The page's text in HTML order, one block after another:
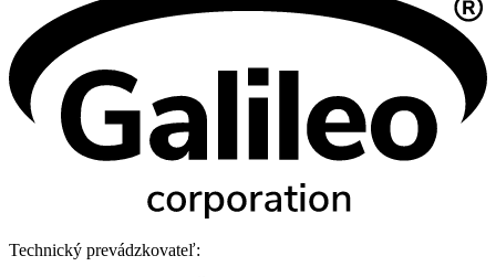
Technický prevádzkovateľ: